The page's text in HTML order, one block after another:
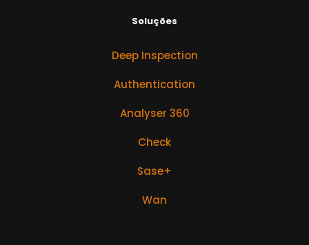
Soluções
Deep Inspection
Authentication
Analyser 360
Check
Sase+
Wan